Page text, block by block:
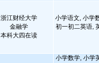
浙江财经大学
金融学
本科大四在读
小学语文, 小学
初一初二英语,
小学数学, 小学